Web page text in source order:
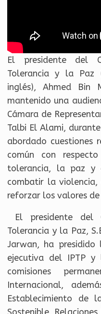
El presidente del
Tolerancia y la Paz
inglés), Ahmed Bin
mantenido una
Cámara de
Talbi El Alami,
abordado cuestiones
común con
tolerancia, la paz y
combatir la
reforzar los valores
El presidente del
Tolerancia y la Paz,
Jarwan, ha
ejecutiva del IPTP y
comisiones
Internacional,
Establecimiento de